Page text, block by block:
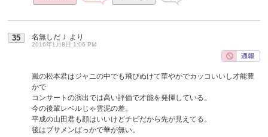
35 名無しだＪ より
2016年1月8日 1:06 PM
嵐の松本君はジャニの中でも飛びぬけて華やかでカッコいいし才能豊
かで
コンサートの演出では高い評価で才能を発揮している。
今の後輩レベルじゃ雲泥の差。
平成の山田君も顔はいいけどチビだから先が見えてる。
後はブサメンばっかで華が無い。